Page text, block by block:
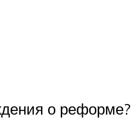
о реформе?